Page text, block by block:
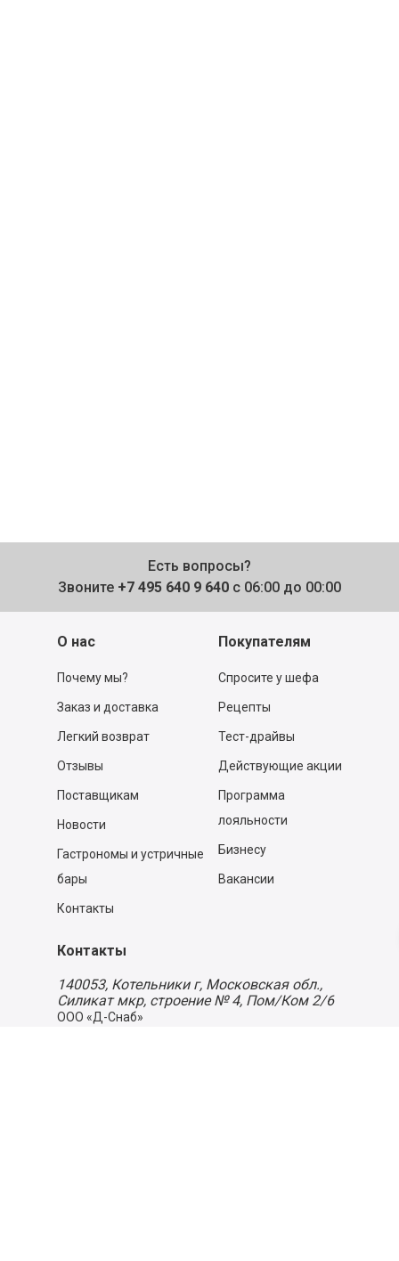
Есть вопросы?
Звоните +7 495 640 9 640 с 06:00 до 00:00
О нас
Почему мы?
Заказ и доставка
Легкий возврат
Отзывы
Поставщикам
Новости
Гастрономы и устричные
бары
Контакты
Покупателям
Спросите у шефа
Рецепты
Тест-драйвы
Действующие акции
Программа
лояльности
Бизнесу
Вакансии
Контакты
140053, Котельники г, Московская обл.,
Силикат мкр, строение № 4, Пом/Ком 2/6
ООО «Д-Снаб»